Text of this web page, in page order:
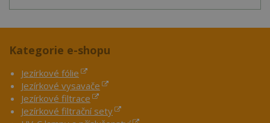
Kategorie e-shopu
Jezírkové fólie
Jezírkové vysavače
Jezírkové filtrace
Jezírkové filtrační sety